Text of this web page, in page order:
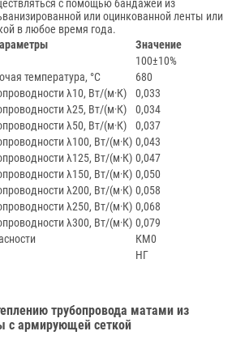
с помощью бандажей из
или оцинкованной ленты или
в любое время года.
Значение
100±10%
температура, °C
680
λ10, Вт/(м·К)
0,033
λ25, Вт/(м·К)
0,034
λ50, Вт/(м·К)
0,037
λ100, Вт/(м·К) 0,043
λ125, Вт/(м·К) 0,047
λ150, Вт/(м·К) 0,050
λ200, Вт/(м·К) 0,058
λ250, Вт/(м·К) 0,068
λ300, Вт/(м·К) 0,079
КМ0
НГ
трубопровода матами из
с армирующей сеткой